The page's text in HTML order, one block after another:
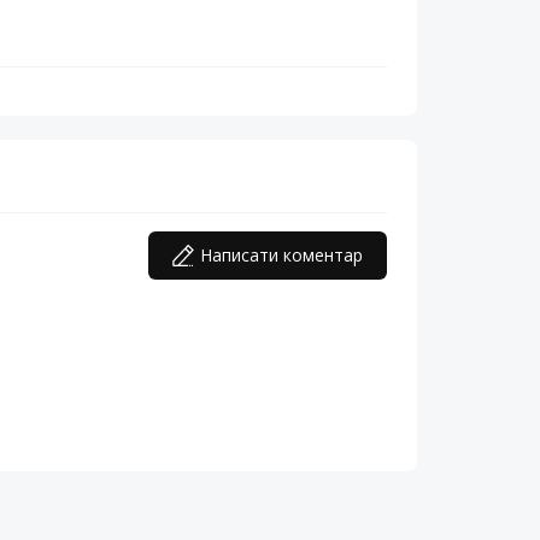
Написати коментар